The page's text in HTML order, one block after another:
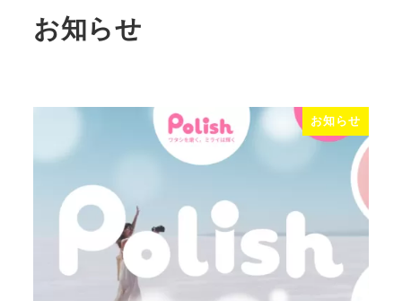
お知らせ
お知らせ